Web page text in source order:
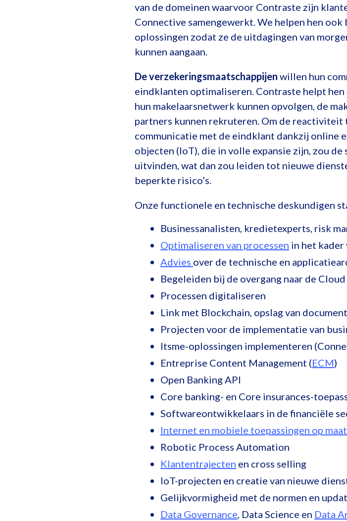
van de domeinen waarvoor Contraste zijn
Connective samengewerkt. We helpen hen
oplossingen zodat ze de uitdagingen van
kunnen aangaan.
De verzekeringsmaatschappijen willen hun
eindklanten optimaliseren. Contraste helpt
hun makelaarsnetwerk kunnen opvolgen, de
partners kunnen rekruteren. Om de reactiviteit
communicatie met de eindklant dankzij online
objecten (IoT), die in volle expansie zijn, zou
uitvinden, wat dan zou leiden tot nieuwe
beperkte risico’s.
Onze functionele en technische deskundigen
Businessanalisten, kredietexperts, risk
Optimaliseren van processen in het kader
Advies over de technische en
Begeleiden bij de overgang naar de Cloud
Processen digitaliseren
Link met Blockchain, opslag van
Projecten voor de implementatie van
Itsme-oplossingen implementeren
Entreprise Content Management (ECM)
Open Banking API
Core banking- en Core insurances-
Softwareontwikkelaars in de financiële
Internet en mobiele toepassingen op
Robotic Process Automation
Klantentrajecten en cross selling
IoT-projecten en creatie van nieuwe
Gelijkvormigheid met de normen en
Data Governance, Data Science en Data